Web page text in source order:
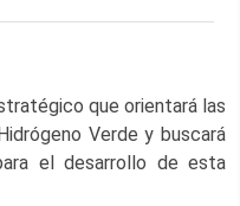
que orientará las
Verde y buscará
el desarrollo de esta